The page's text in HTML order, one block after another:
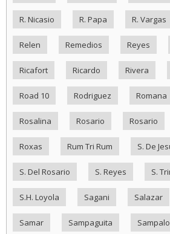
R. Nicasio R. Papa R. Vargas
Relen Remedios Reyes
Ricafort Ricardo Rivera
Road 10 Rodriguez Romana
Rosalina Rosario Rosario
Roxas Rum Tri Rum S. De
S. Del Rosario S. Reyes S.
S.H. Loyola Sagani Salazar
Samar Sampaguita